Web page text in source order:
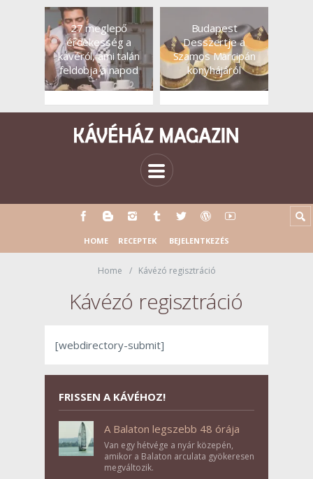
27 meglepő
érdekesség a
kávéról, ami talán
feldobja a napod
Budapest
Desszertje a
Szamos Marcipán
konyhájáról
HOME RECEPTEK BEJELENTKEZÉS
Home Kávézó regisztráció
Kávézó regisztráció
[webdirectory-submit]
FRISSEN A KÁVÉHOZ!
A Balaton legszebb 48 órája
Van egy hétvége a nyár közepén,
amikor a Balaton arculata gyökeresen
megváltozik.